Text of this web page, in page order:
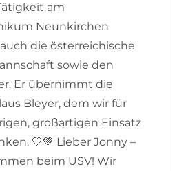
am
Neunkirchen
die österreichische
sowie den
Er übernimmt die
Bleyer, dem wir für
großartigen Einsatz
🤍💚 Lieber Jonny –
beim USV! Wir